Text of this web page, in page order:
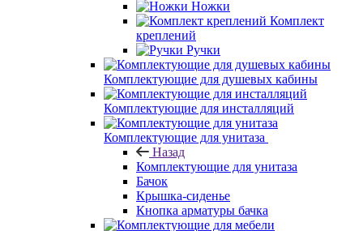
Ножки
Комплект
креплений
Ручки
Комплектующие для душевых кабины
Комплектующие для инсталляций
Комплектующие для унитаза
Назад
Комплектующие для унитаза
Бачок
Крышка-сиденье
Кнопка арматуры бачка